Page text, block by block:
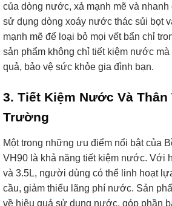
của dòng nước, xả mạnh mẽ và nhanh
sử dụng dòng xoáy nước thác sủi bọt
mạnh mẽ để loại bỏ mọi vết bẩn chỉ
sản phẩm không chỉ tiết kiệm nước
quả, bảo vệ sức khỏe gia đình bạn.
3. Tiết Kiệm Nước Và
Trường
Một trong những ưu điểm nổi bật của
VH90 là khả năng tiết kiệm nước. Với
và 3.5L, người dùng có thể linh hoạt
cầu, giảm thiểu lãng phí nước. Sản
về hiệu quả sử dụng nước, góp phần